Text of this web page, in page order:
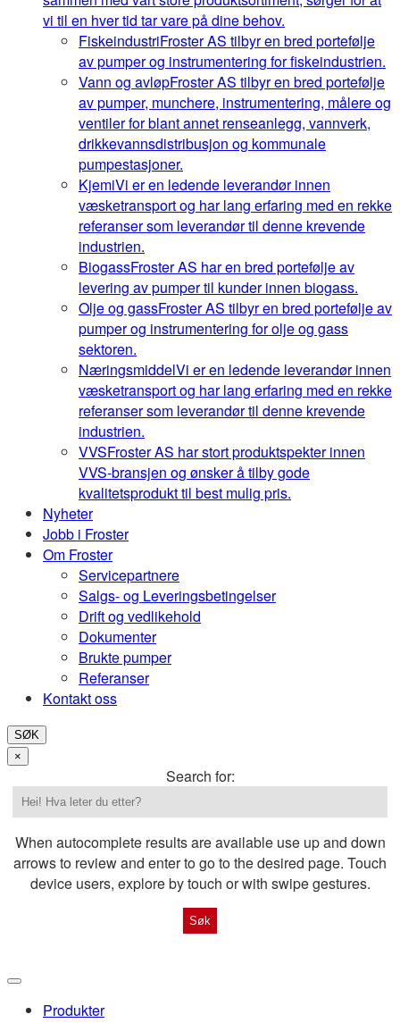
vi til en hver tid tar vare på dine behov.
FiskeindustriFroster AS tilbyr en bred portefølje
av pumper og instrumentering for fiskeindustrien.
Vann og avløpFroster AS tilbyr en bred portefølje
av pumper, munchere, instrumentering, målere og
ventiler for blant annet renseanlegg, vannverk,
drikkevannsdistribusjon og kommunale
pumpestasjoner.
KjemiVi er en ledende leverandør innen
væsketransport og har lang erfaring med en rekke
referanser som leverandør til denne krevende
industrien.
BiogassFroster AS har en bred portefølje av
levering av pumper til kunder innen biogass.
Olje og gassFroster AS tilbyr en bred portefølje av
pumper og instrumentering for olje og gass
sektoren.
NæringsmiddelVi er en ledende leverandør innen
væsketransport og har lang erfaring med en rekke
referanser som leverandør til denne krevende
industrien.
VVSFroster AS har stort produktspekter innen
VVS-bransjen og ønsker å tilby gode
kvalitetsprodukt til best mulig pris.
Nyheter
Jobb i Froster
Om Froster
Servicepartnere
Salgs- og Leveringsbetingelser
Drift og vedlikehold
Dokumenter
Brukte pumper
Referanser
Kontakt oss
SØK
×
Search for:
When autocomplete results are available use up and down
arrows to review and enter to go to the desired page. Touch
device users, explore by touch or with swipe gestures.
Produkter